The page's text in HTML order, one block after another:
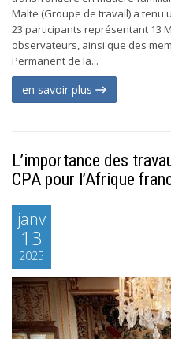
Malte (Groupe de travail) a tenu
23 participants représentant 13
observateurs, ainsi que des
Permanent de la...
en savoir plus
L’importance des
CPA pour l’Afrique
janv
13
2025